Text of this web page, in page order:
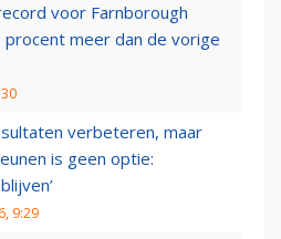
voor Farnborough
procent meer dan de vorige
verbeteren, maar
is geen optie:
9:29